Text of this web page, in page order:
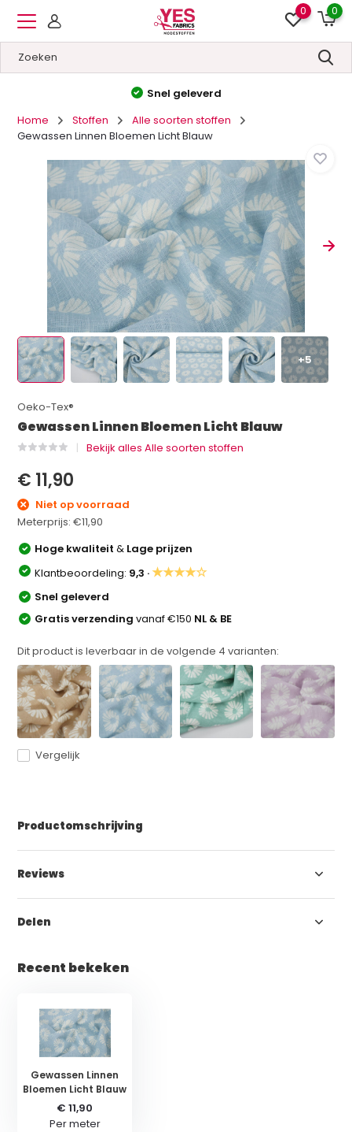
0 0
Hoge kwaliteit&Lage prijzen
Home
Stoffen
Alle soorten stoffen
Gewassen Linnen Bloemen Licht Blauw
+5
Oeko-Tex®
Gewassen Linnen Bloemen Licht Blauw
Bekijk alles Alle soorten stoffen
€ 11,90
Niet op voorraad
Meterprijs:€11,90
Hoge kwaliteit& Lage prijzen
Klantbeoordeling: 9,3 ·★★★★☆
Snel geleverd
Gratis verzendingvanaf €150 NL & BE
Dit product is leverbaar in de volgende 4 varianten:
Vergelijk
Productomschrijving
Reviews
Delen
Recent bekeken
Gewassen Linnen
Bloemen Licht Blauw
€ 11,90
Per meter